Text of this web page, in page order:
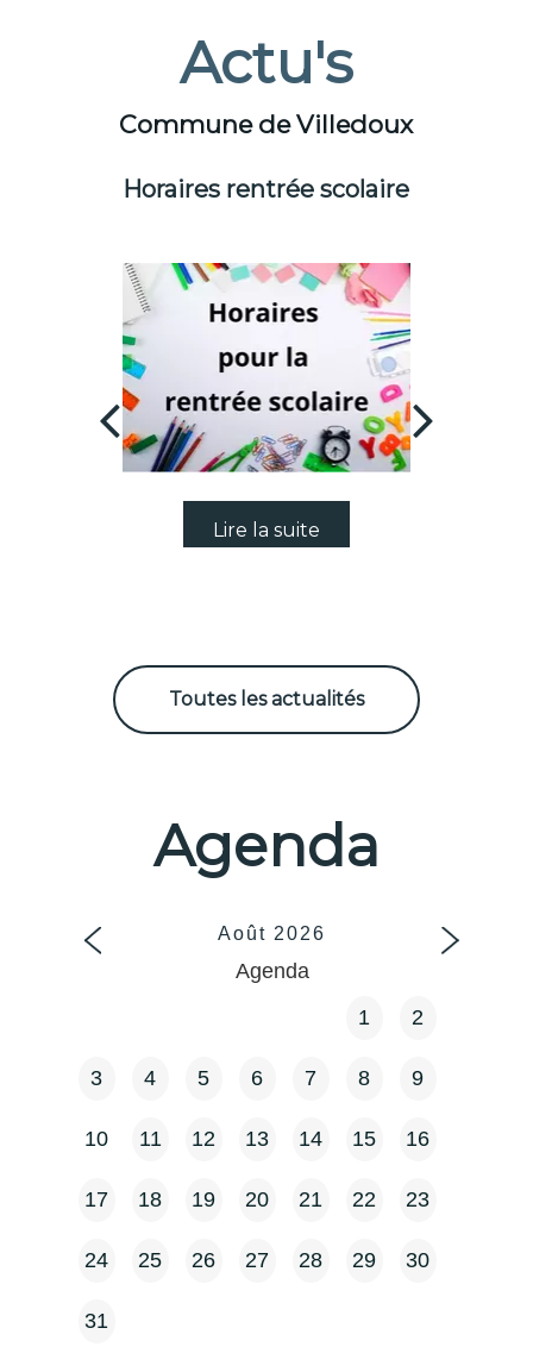
Actu's
Commune de Villedoux
Horaires rentrée scolaire
Toutes les actualités
Agenda
Août 2026
Agenda
1
2
3 4 5 6 7 8 9
10 11 12 13 14 15 16
17 18 19 20 21 22 23
24 25 26 27 28 29 30
31